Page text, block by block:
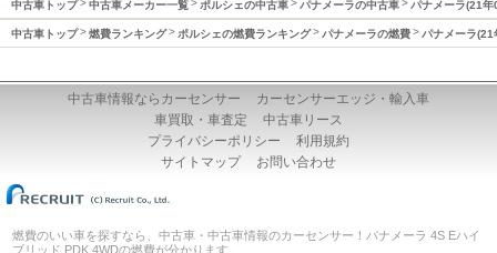
中古車トップ 中古車メーカー一覧 ポルシェの中古車 パナメーラの中古車 パナメーラ(21
中古車トップ 燃費ランキング ポルシェの燃費ランキング パナメーラの燃費 パナメーラ
中古車情報ならカーセンサー
カーセンサーエッジ・輸入車
車買取・車査定
中古車リース
プライバシーポリシー
利用規約
サイトマップ
お問い合わせ
燃費のいい車を探すなら、中古車・中古車情報のカーセンサー！パナメーラ 4S Eハイ
ブリッド PDK 4WDの燃費が分かります。